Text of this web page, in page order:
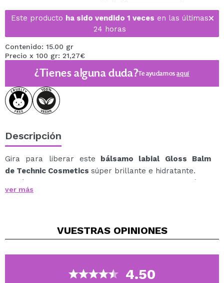
Este producto ha sido vendido 1 veces en las últimas
24 horas
Contenido: 15.00 gr
Precio x 100 gr: 21,27€
¿Tienes alguna duda?Te ayudamosaquí
Descripción
Gira para liberar este bálsamo labial Gloss Balm
de Technic Cosmetics súper brillante e hidratante.
Deslízalo sobre tus labios para un toque instantáneo
de brillo y suavidad, gracias a su fórmula con
Tonos disponibles:
Mocktail.
ver más
VUESTRAS OPINIONES
4.50